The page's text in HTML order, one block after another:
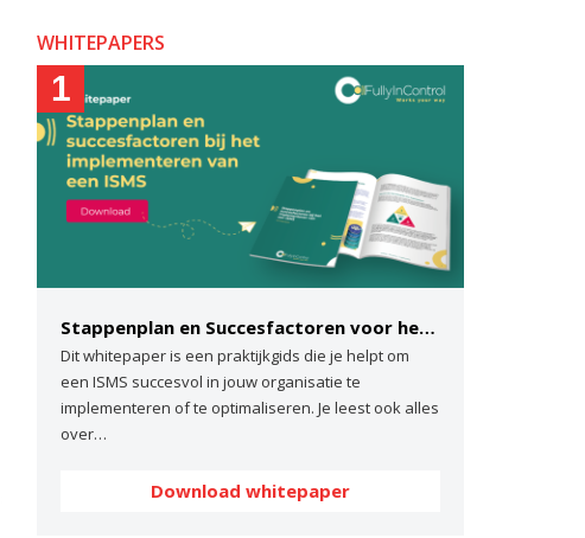
WHITEPAPERS
1
Stappenplan en Succesfactoren voor het implementeren van een ISMS
Dit whitepaper is een praktijkgids die je helpt om
een ISMS succesvol in jouw organisatie te
implementeren of te optimaliseren. Je leest ook alles
over…
Download whitepaper